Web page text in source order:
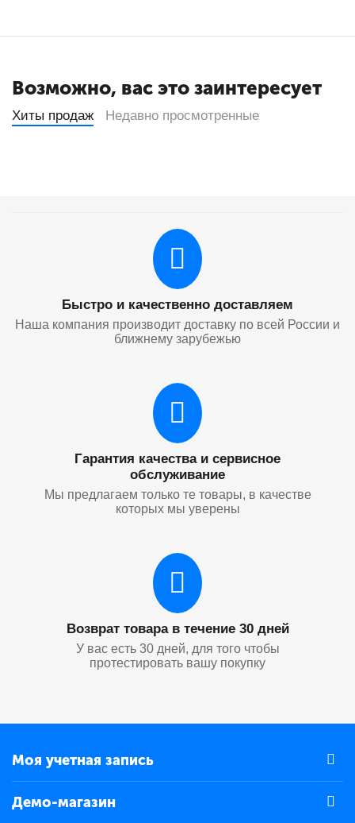
Возможно, вас это заинтересует
Хиты продаж Недавно просмотренные
Быстро и качественно доставляем
Наша компания производит доставку по всей России и
ближнему зарубежью
Гарантия качества и сервисное
обслуживание
Мы предлагаем только те товары, в качестве
которых мы уверены
Возврат товара в течение 30 дней
У вас есть 30 дней, для того чтобы
протестировать вашу покупку
Моя учетная запись
Демо-магазин